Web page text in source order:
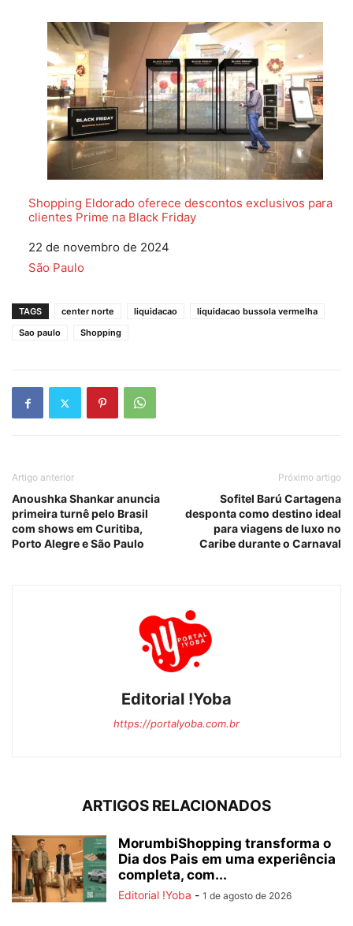
Shopping Eldorado oferece descontos exclusivos para
clientes Prime na Black Friday
Data
22 de novembro de 2024
Em relação a
São Paulo
TAGS center norte liquidacao
liquidacao bussola vermelha
Sao paulo
Shopping
Artigo anterior
Anoushka Shankar anuncia
primeira turnê pelo Brasil
com shows em Curitiba,
Porto Alegre e São Paulo
Próximo artigo
Sofitel Barú Cartagena
desponta como destino ideal
para viagens de luxo no
Caribe durante o Carnaval
Editorial !Yoba
https://portalyoba.com.br
ARTIGOS RELACIONADOS
MorumbiShopping transforma o
Dia dos Pais em uma experiência
completa, com...
Editorial !Yoba - 1 de agosto de 2026